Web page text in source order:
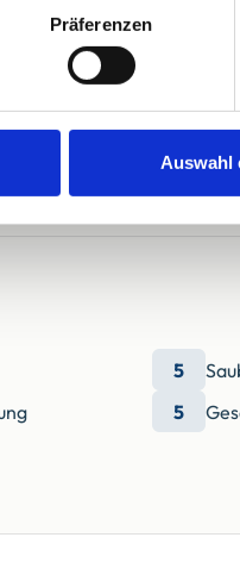
Präferenzen
Auswahl
2. Schlafzimmer
Einzelbett
5
5